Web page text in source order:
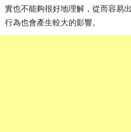
實也不能夠很好地理解，從而容易
行為也會產生較大的影響。